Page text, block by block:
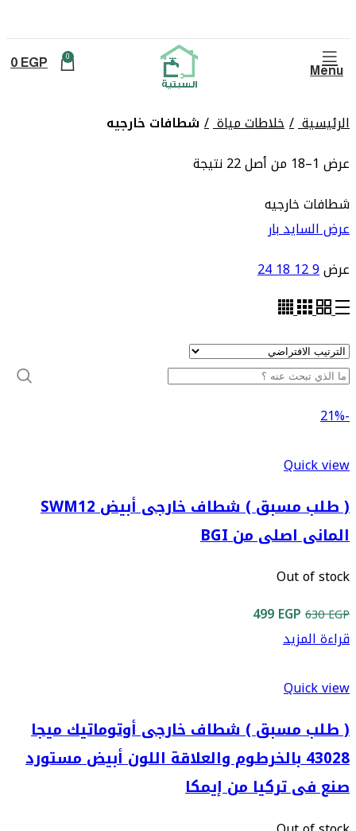
Menu
0
0 EGP
الرئيسية خلاطات مياة شطافات خارجيه
عرض 1–18 من أصل 22 نتيجة
شطافات خارجيه
عرض السايد بار
عرض9
12
18
24
-21%
Quick view
( طلب مسبق ) شطاف خارجى أبيض SWM12
المانى اصلى من BGI
Out of stock
630EGP
السعر
الأصلي
630 EGP.
499EGP
قراءة المزيد
Quick view
( طلب مسبق ) شطاف خارجى أوتوماتيك ميجا
43028 بالخرطوم والعلاقة اللون أبيض مستورد
صنع فى تركيا من إيمكا